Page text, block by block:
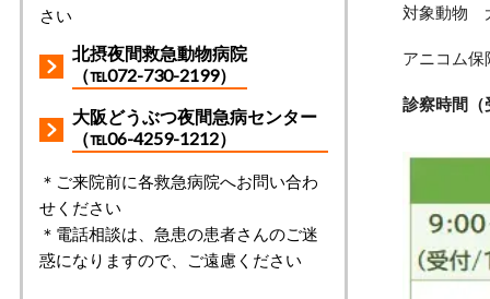
対象動物
アニコム保
診察時間
さい
北摂夜間救急動物病院
（℡072-730-2199）
大阪どうぶつ夜間急病センター
（℡06-4259-1212）
＊ご来院前に各救急病院へお問い合わ
せください
＊電話相談は、急患の患者さんのご迷
惑になりますので、ご遠慮ください